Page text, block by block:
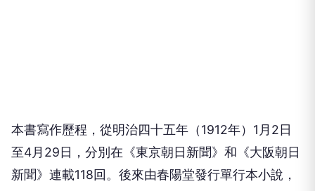
本書寫作歷程，從明治四十五年（1912年）1月2日
至4月29日，分別在《東京朝日新聞》和《大阪朝日
新聞》連載118回。後來由春陽堂發行單行本小說，